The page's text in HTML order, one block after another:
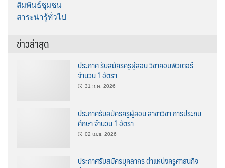
สัมพันธ์ชุมชน
สาระน่ารู้ทั่วไป
ข่าวล่าสุด
ประกาศ รับสมัครครูผู้สอน วิชาคอมพิวเตอร์
จำนวน 1 อัตรา
31 ก.ค. 2026
ประกาศรับสมัครครูผู้สอน สาขาวิชา การประถม
ศึกษา จำนวน 1 อัตรา
02 เม.ย. 2026
ประกาศรับสมัครบุคลากร ตำแหน่งครูศาสนกิจ